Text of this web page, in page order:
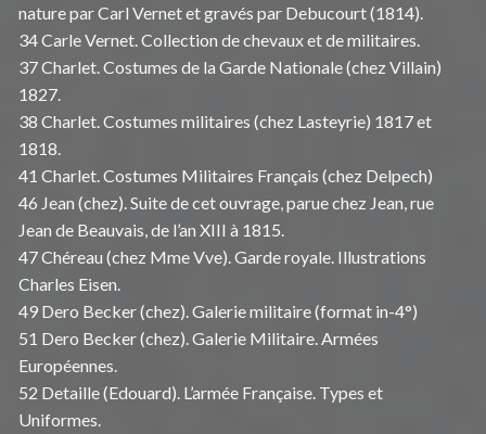
nature par Carl Vernet et gravés par Debucourt (1814).
34 Carle Vernet. Collection de chevaux et de militaires.
37 Charlet. Costumes de la Garde Nationale (chez Villain)
1827.
38 Charlet. Costumes militaires (chez Lasteyrie) 1817 et
1818.
41 Charlet. Costumes Militaires Français (chez Delpech)
46 Jean (chez). Suite de cet ouvrage, parue chez Jean, rue
Jean de Beauvais, de l’an XIII à 1815.
47 Chéreau (chez Mme Vve). Garde royale. Illustrations
Charles Eisen.
49 Dero Becker (chez). Galerie militaire (format in-4°)
51 Dero Becker (chez). Galerie Militaire. Armées
Européennes.
52 Detaille (Edouard). L’armée Française. Types et
Uniformes.